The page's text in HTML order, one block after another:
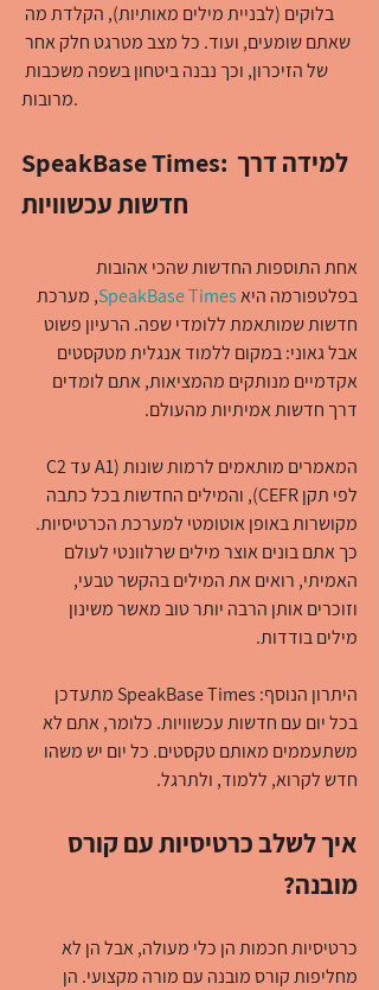
בלוקים (לבניית מילים מאותיות), הקלדת מה
שאתם שומעים, ועוד. כל מצב מטרגט חלק אחר
של הזיכרון, וכך נבנה ביטחון בשפה משכבות
מרובות.
SpeakBase Times: למידה דרך
חדשות עכשוויות
אחת התוספות החדשות שהכי אהובות
בפלטפורמה היא SpeakBase Times, מערכת
חדשות שמותאמת ללומדי שפה. הרעיון פשוט
אבל גאוני: במקום ללמוד אנגלית מטקסטים
אקדמיים מנותקים מהמציאות, אתם לומדים
דרך חדשות אמיתיות מהעולם.
לפי תקן CEFR), והמילים החדשות בכל כתבה
מקושרות באופן אוטומטי למערכת הכרטיסיות.
כך אתם בונים אוצר מילים שרלוונטי לעולם
האמיתי, רואים את המילים בהקשר טבעי,
וזוכרים אותן הרבה יותר טוב מאשר משינון
מילים בודדות.
היתרון הנוסף: SpeakBase Times מתעדכן
בכל יום עם חדשות עכשוויות. כלומר, אתם לא
משתעממים מאותם טקסטים. כל יום יש משהו
חדש לקרוא, ללמוד, ולתרגל.
איך לשלב כרטיסיות עם קורס
מובנה?
כרטיסיות חכמות הן כלי מעולה, אבל הן לא
מחליפות קורס מובנה עם מורה מקצועי. הן